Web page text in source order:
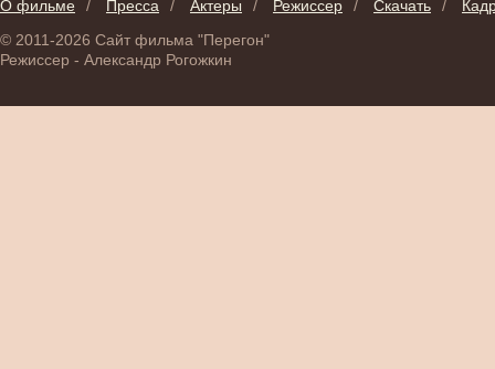
О фильме / Пресса / Актеры / Режиссер / Скачать /
© 2011-2026 Сайт фильма "Перегон"
Режиссер - Александр Рогожкин